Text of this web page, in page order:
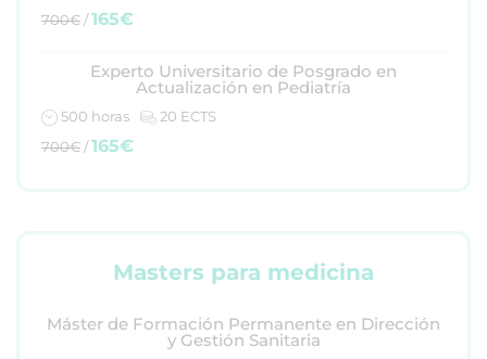
700€/165€
Experto Universitario de Posgrado en
Actualización en Pediatría
500 horas
20 ECTS
700€/165€
Masters para medicina
Máster de Formación Permanente en Dirección
y Gestión Sanitaria